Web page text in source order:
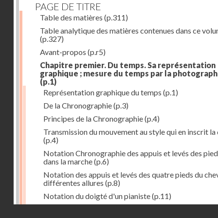
PAGE DE TITRE
Table des matières (p.311)
Table analytique des matières contenues dans ce
(p.327)
Avant-propos (p.r5)
Chapitre premier. Du temps. Sa représentation
graphique ; mesure du temps par la
(p.1)
Représentation graphique du temps (p.1)
De la Chronographie(p.3)
Principes de la Chronographie(p.4)
Transmission du mouvement au style qui en inscrit la
(p.4)
Notation Chronographie des appuis et levés des
dans la marche(p.6)
Notation des appuis et levés des quatre pieds du
différentes allures (p.8)
Notation du doigté d'un pianiste(p.11)